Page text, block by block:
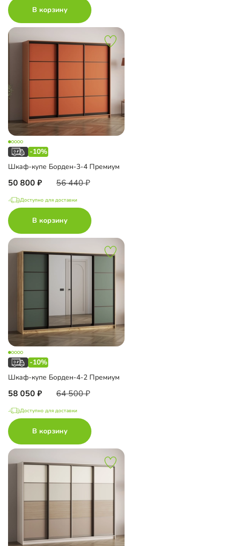
В корзину
-10%
Шкаф-купе Борден-3-4 Премиум
50 800 56 440
Доступно для доставки
В корзину
-10%
Шкаф-купе Борден-4-2 Премиум
58 050 64 500
Доступно для доставки
В корзину